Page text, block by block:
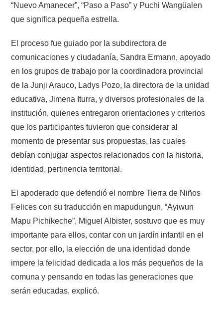
“Nuevo Amanecer”, “Paso a Paso” y Puchi Wangüalen
que significa pequeña estrella.
El proceso fue guiado por la subdirectora de
comunicaciones y ciudadanía, Sandra Ermann, apoyado
en los grupos de trabajo por la coordinadora provincial
de la Junji Arauco, Ladys Pozo, la directora de la unidad
educativa, Jimena Iturra, y diversos profesionales de la
institución, quienes entregaron orientaciones y criterios
que los participantes tuvieron que considerar al
momento de presentar sus propuestas, las cuales
debían conjugar aspectos relacionados con la historia,
identidad, pertinencia territorial.
El apoderado que defendió el nombre Tierra de Niños
Felices con su traducción en mapudungun, “Ayiwun
Mapu Pichikeche”, Miguel Albister, sostuvo que es muy
importante para ellos, contar con un jardín infantil en el
sector, por ello, la elección de una identidad donde
impere la felicidad dedicada a los más pequeños de la
comuna y pensando en todas las generaciones que
serán educadas, explicó.